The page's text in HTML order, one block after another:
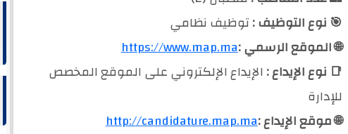
🎯 نوع التوظيف :توظيف نظامي
🌐 الموقع الرسمي :https://www.map.ma
📑 نوع الإيداع : الإيداع الإلكتروني على الموقع المخصص
للإدارة
🌐 موقع الإيداع :http://candidature.map.ma